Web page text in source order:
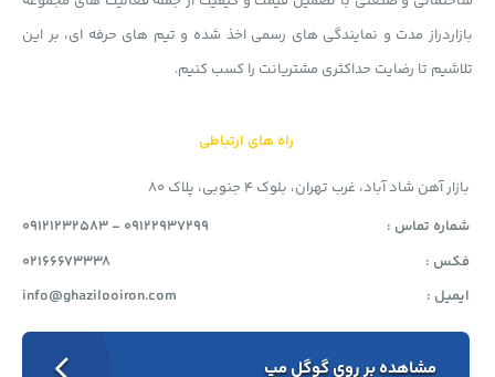
بازاردراز مدت و نمایندگی های رسمی اخذ شده و تیم های حرفه ای، بر این
تلاشیم تا رضایت حداکثری مشتریانت را کسب کنیم.
راه های ارتباطی
بازار آهن شاد آباد، غرب تهران، بلوک 4 جنوبی، پلاک 80
شماره تماس :
09121232583 - 09122937299
فکس :
02166673338
ایمیل :
info@ghazilooiron.com
مشاهده بر روی گوگل مپ